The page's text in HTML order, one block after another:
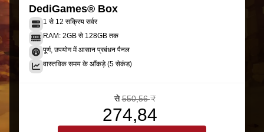
DediGames® Box
1 से 12 सक्रिय सर्वर
RAM: 2GB से 128GB तक
पूर्ण, उपयोग में आसान प्रबंधन पैनल
वास्तविक समय के आँकड़े (5 सेकंड)
से 550,56 ₹
274,84 ₹